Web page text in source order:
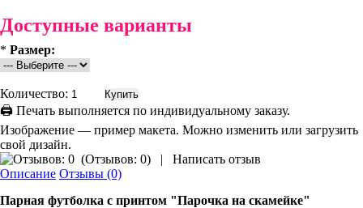
Доступные варианты
* Размер:
Количество:
🖨 Печать выполняется по индивидуальному заказу.
Изображение — пример макета. Можно изменить или загрузить
свой дизайн.
(Отзывов: 0) |
Написать отзыв
Описание Отзывы (0)
Парная футболка с принтом "Парочка на скамейке"